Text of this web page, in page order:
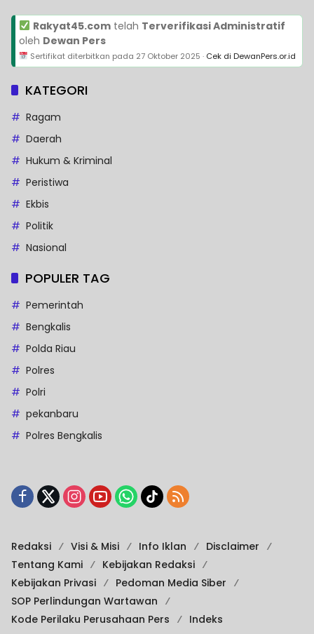
Rakyat45.comtelah Terverifikasi Administratif
oleh Dewan Pers
Sertifikat diterbitkan pada 27 Oktober 2025 · Cek di DewanPers.or.id
KATEGORI
Ragam
Daerah
Hukum & Kriminal
Peristiwa
Ekbis
Politik
Nasional
POPULER TAG
Pemerintah
Bengkalis
Polda Riau
Polres
Polri
pekanbaru
Polres Bengkalis
Redaksi Visi & Misi Info Iklan
Disclaimer
Tentang Kami
Kebijakan Redaksi
Kebijakan Privasi
Pedoman Media Siber
SOP Perlindungan Wartawan
Kode Perilaku Perusahaan Pers
Indeks